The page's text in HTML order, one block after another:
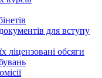
для вступу
ліцензовані обсяги